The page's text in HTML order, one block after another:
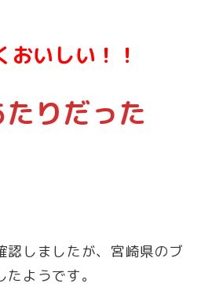
おいしい！！
たりだった
認しましたが、宮崎県のブ
ようです。